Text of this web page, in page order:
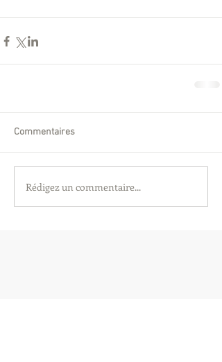
Commentaires
Rédigez un commentaire...